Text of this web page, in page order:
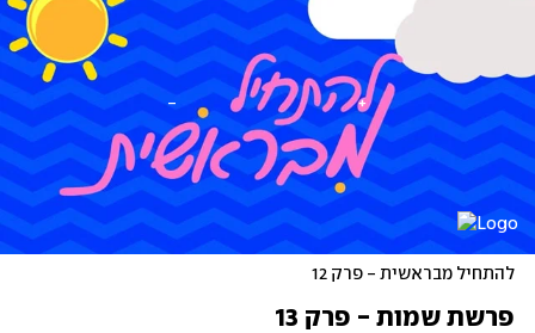
להתחיל מבראשית - פרק 12
פרשת שמות - פרק 13